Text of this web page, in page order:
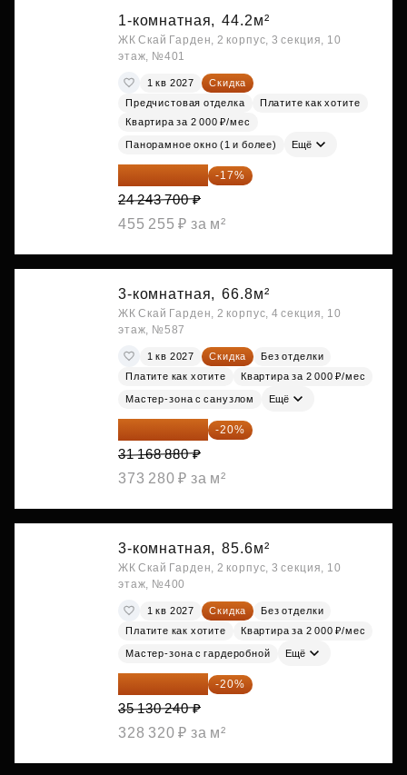
1-комнатная, 44.2м²
ЖК Скай Гарден, 2 корпус, 3 секция, 10
этаж, №401
1 кв 2027
Скидка
Предчистовая отделка
Платите как хотите
Квартира за 2 000 ₽/мес
Панорамное окно (1 и более) Ещё
20 122 271 ₽ -17%
24 243 700 ₽
455 255 ₽ за м²
3-комнатная, 66.8м²
ЖК Скай Гарден, 2 корпус, 4 секция, 10
этаж, №587
1 кв 2027 Скидка
Без отделки
Платите как хотите
Квартира за 2 000 ₽/мес
Мастер-зона с санузлом Ещё
24 935 104 ₽ -20%
31 168 880 ₽
373 280 ₽ за м²
3-комнатная, 85.6м²
ЖК Скай Гарден, 2 корпус, 3 секция, 10
этаж, №400
1 кв 2027 Скидка
Без отделки
Платите как хотите
Квартира за 2 000 ₽/мес
Мастер-зона с гардеробной Ещё
28 104 192 ₽ -20%
35 130 240 ₽
328 320 ₽ за м²